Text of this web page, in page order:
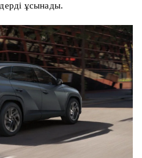
ұсынады.